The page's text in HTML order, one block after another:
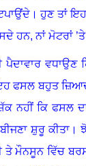
।ਹੁਣ ਤਾਂ
ਹਨ, ਨਾਂ ਮੋਟਰਾਂ
ਪੈਦਾਵਾਰ
ਫਸਲ ਬਹੁਤ
ਨਹੀਂ ਕਿ ਫਸਲ
ਸ਼ੁਰੂ ਕੀਤਾ ।
ਤੇ ਮੌਨਸੂਨ ਵਿੱਚ